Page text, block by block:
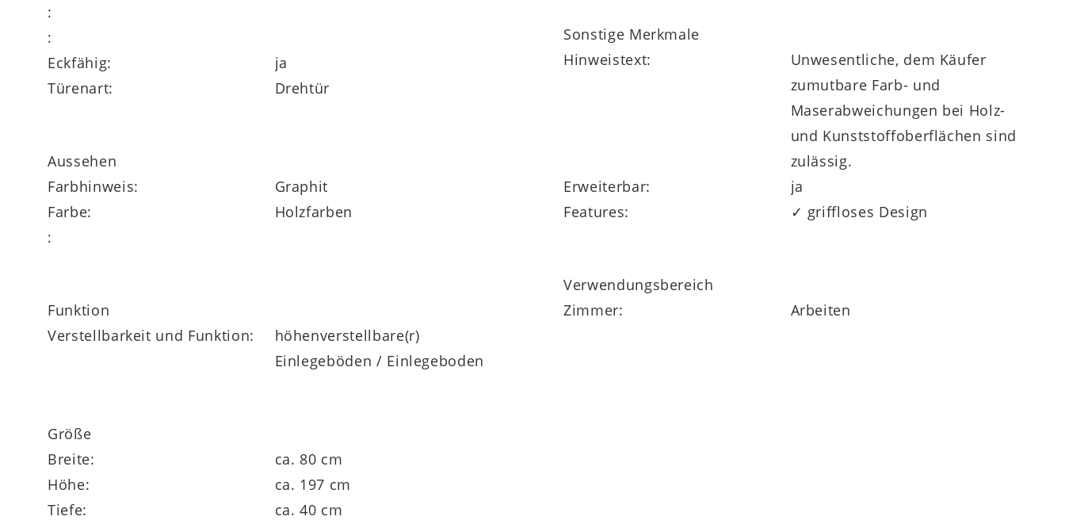
Dieverstellbaren Einlegeböden für leises Schließen und auch die Schubladen mit Selbsteinzugsorgen für eine
besonders bequeme Handhabung.
:
:
Eckfähig:
ja
Türenart:
Drehtür
Aussehen
Farbhinweis:
Graphit
Farbe:
Holzfarben
:
Funktion
Verstellbarkeit und Funktion:
höhenverstellbare(r)
Einlegeböden / Einlegeboden
Größe
Breite:
ca. 80 cm
Höhe:
ca. 197 cm
Tiefe:
ca. 40 cm
Sonstige Merkmale
Hinweistext:
Unwesentliche, dem Käufer
zumutbare Farb- und
Maserabweichungen bei Holz-
und Kunststoffoberflächen sind
zulässig.
Erweiterbar:
ja
Features:
✓ griffloses Design
Verwendungsbereich
Zimmer:
Arbeiten